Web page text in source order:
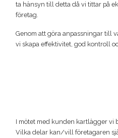
ta hänsyn till detta då vi tittar på
företag.
Genom att göra anpassningar till
vi skapa effektivitet, god kontroll
I mötet med kunden kartlägger vi
Vilka delar kan/vill företagaren